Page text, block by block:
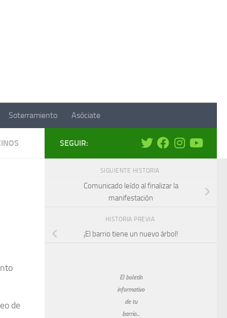
Soterramiento Asóciate
de
SEGUIR:
SIGUIENTE HISTORIA
Comunicado leído al finalizar la
manifestación
HISTORIA PREVIA
¡El barrio tiene un nuevo árbol!
El boletín
informativo
de tu
barrio...